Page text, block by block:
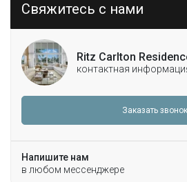
Свяжитесь с нами
Ritz Carlton
контактная
Заказать звонок
Напишите нам
в любом мессенджере